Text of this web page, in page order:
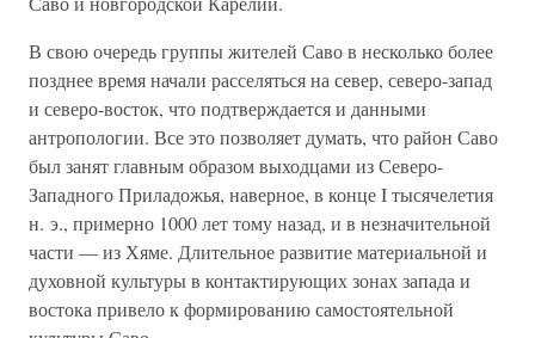
В свою очередь группы жителей Саво в несколько более
позднее время начали расселяться на север, северо-запад
и северо-восток, что подтверждается и данными
антропологии. Все это позволяет думать, что район Саво
был занят главным образом выходцами из Северо-
Западного Приладожья, наверное, в конце I тысячелетия
н. э., примерно 1000 лет тому назад, и в незначительной
части — из Хяме. Длительное развитие материальной и
духовной культуры в контактирующих зонах запада и
востока привело к формированию самостоятельной